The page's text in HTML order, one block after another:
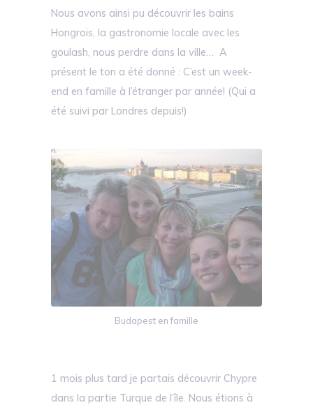
Nous avons ainsi pu découvrir les bains
Hongrois, la gastronomie locale avec les
goulash, nous perdre dans la ville… A
présent le ton a été donné : C’est un week-
end en famille à l’étranger par année! (Qui a
été suivi par Londres depuis!)
Budapest en famille
1 mois plus tard je partais découvrir Chypre
dans la partie Turque de l’île. Nous étions à